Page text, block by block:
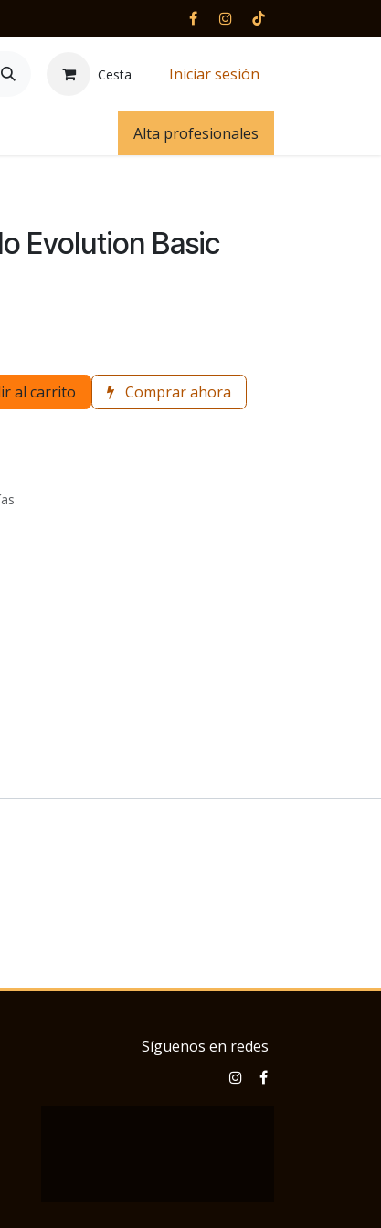
Cesta Iniciar sesión
Alta profesionales
Evolution Basic
al carrito Comprar ahora
Síguenos en redes